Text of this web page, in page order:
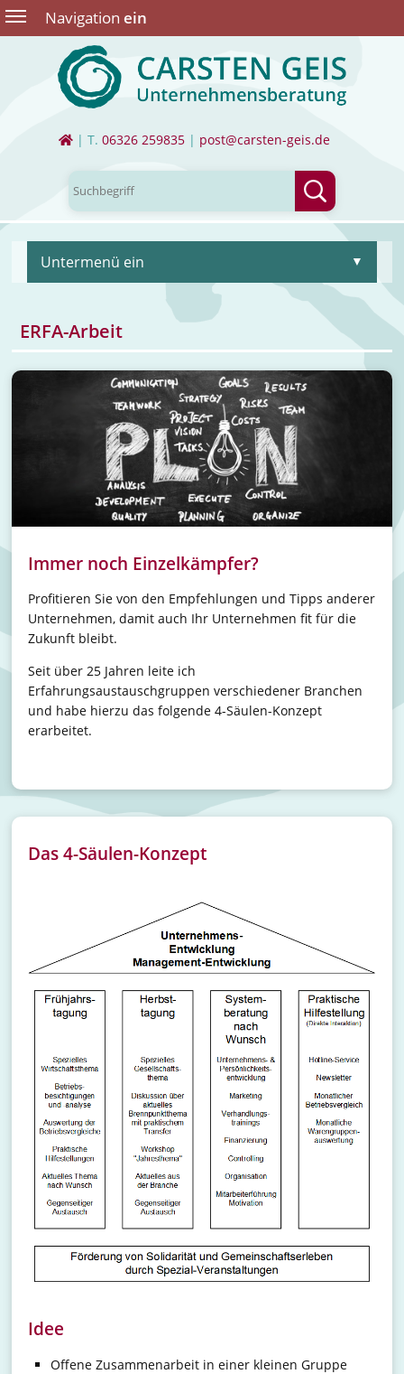
Navigation ein
| T.06326 259835 | post@carsten-geis.de
Untermenü ein
ERFA-Arbeit
Immer noch Einzelkämpfer?
Profitieren Sie von den Empfehlungen und Tipps anderer
Unternehmen, damit auch Ihr Unternehmen fit für die
Zukunft bleibt.
Seit über 25 Jahren leite ich
Erfahrungsaustauschgruppen verschiedener Branchen
und habe hierzu das folgende 4-Säulen-Konzept
erarbeitet.
Das 4-Säulen-Konzept
Idee
Offene Zusammenarbeit in einer kleinen Gruppe